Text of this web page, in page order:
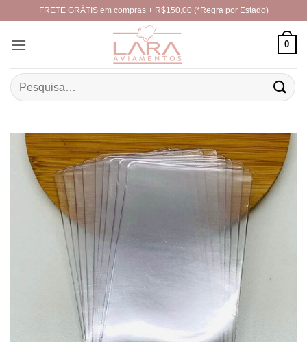
content
FRETE GRÁTIS em compras + R$150,00 (*Regra por Estado)
0
Pesquisar
por: